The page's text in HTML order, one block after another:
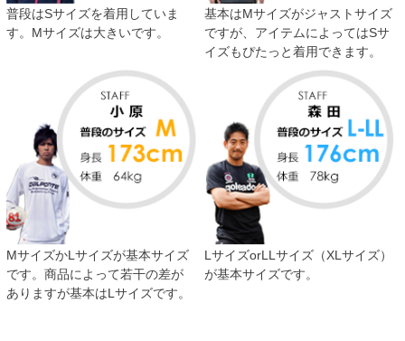
普段はSサイズを着用していま
す。Mサイズは大きいです。
基本はMサイズがジャストサイズ
ですが、アイテムによってはSサ
イズもぴたっと着用できます。
MサイズかLサイズが基本サイズ
です。商品によって若干の差が
ありますが基本はLサイズです。
LサイズorLLサイズ（XLサイズ）
が基本サイズです。